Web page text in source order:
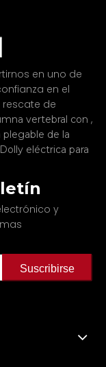
en uno de
en el
de
vertebral con ,
de la
Dolly eléctrica para
y
Suscribirse